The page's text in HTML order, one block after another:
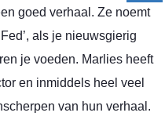
goed verhaal. Ze noemt
als je nieuwsgierig
je voeden. Marlies heeft
en inmiddels heel veel
van hun verhaal.